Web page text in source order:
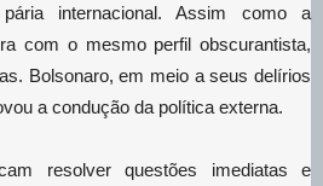
internacional. Assim como a
com o mesmo perfil obscurantista,
Bolsonaro, em meio a seus delírios
a condução da política externa.
resolver questões imediatas e